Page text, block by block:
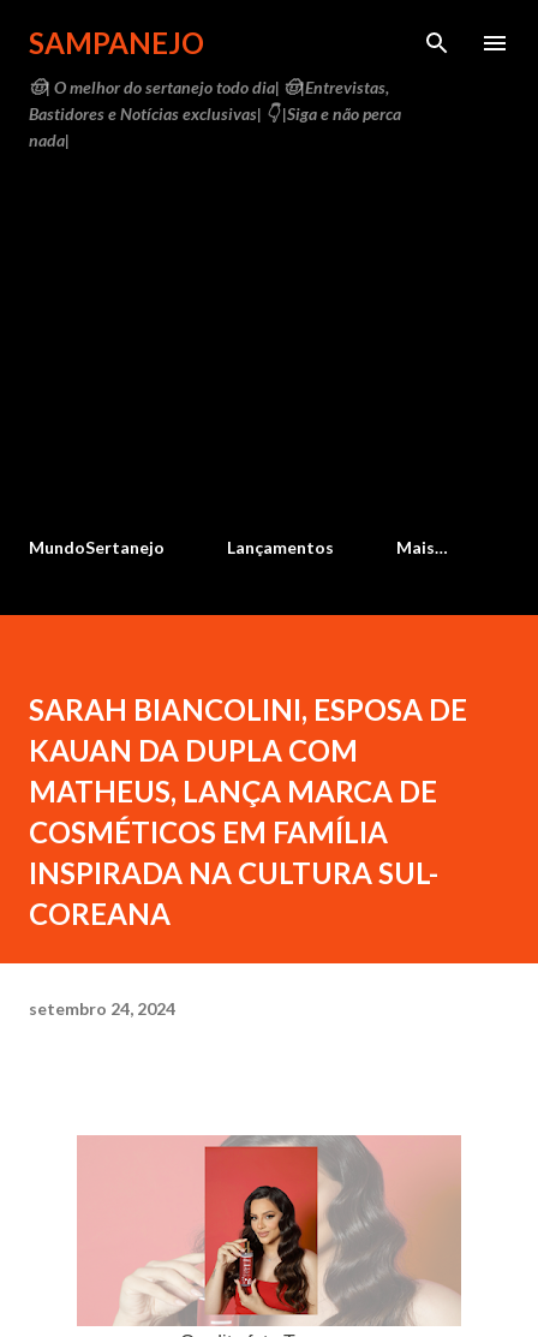
Pular para o conteúdo principal
SAMPANEJO
🤠| O melhor do sertanejo todo dia| 🤠|Entrevistas,
Bastidores e Notícias exclusivas| 👇 |Siga e não perca
nada|
MundoSertanejo Lançamentos Mais…
SARAH BIANCOLINI, ESPOSA DE
KAUAN DA DUPLA COM
MATHEUS, LANÇA MARCA DE
COSMÉTICOS EM FAMÍLIA
INSPIRADA NA CULTURA SUL-
COREANA
setembro 24, 2024